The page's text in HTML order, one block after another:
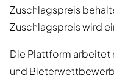
Zuschlagspreis
Zuschlagspreis wird
Die Plattform arbeitet
und